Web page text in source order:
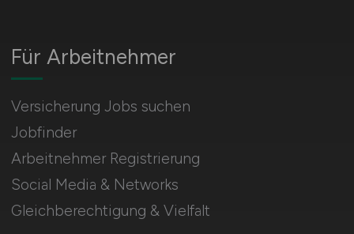
Für Arbeitnehmer
Versicherung Jobs suchen
Jobfinder
Arbeitnehmer Registrierung
Social Media & Networks
Gleichberechtigung & Vielfalt